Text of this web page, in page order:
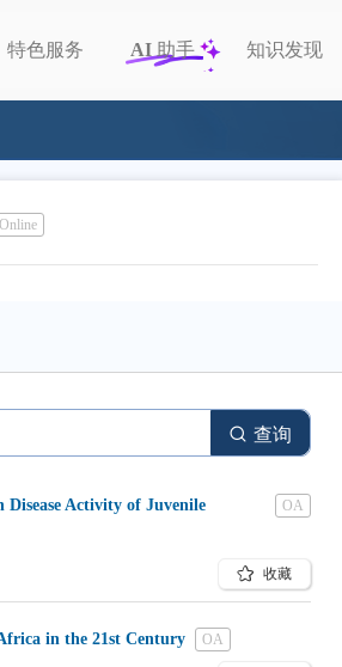
特色服务 AI助手 知识发现
Online
查询
Activity of Juvenile
OA
收藏
in the 21st Century OA